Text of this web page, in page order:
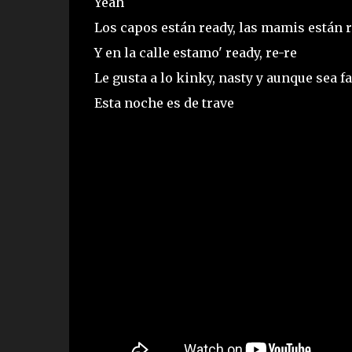
Los capos están ready, las mamis están
Y en la calle estamo' ready, re-re
Le gusta a lo kinky, nasty y aunque sea
Esta noche es de trave